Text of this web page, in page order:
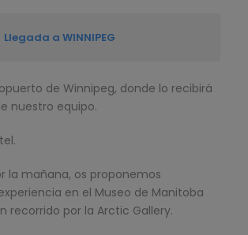
Llegada a WINNIPEG
de Winnipeg, donde lo recibirá
nuestro equipo.
la mañana, os proponemos
en el Museo de Manitoba
recorrido por la Arctic Gallery.